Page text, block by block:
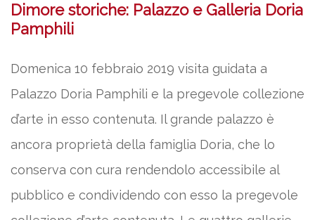
Dimore storiche: Palazzo e Galleria Doria
Pamphili
Domenica 10 febbraio 2019 visita guidata a
Palazzo Doria Pamphili e la pregevole collezione
d’arte in esso contenuta. Il grande palazzo è
ancora proprietà della famiglia Doria, che lo
conserva con cura rendendolo accessibile al
pubblico e condividendo con esso la pregevole